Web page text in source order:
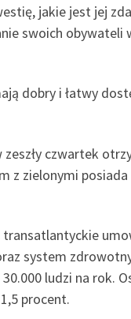
jakie jest jej
swoich obywateli
dobry i łatwy
czwartek
z zielonymi
system
ludzi na rok.
procent.